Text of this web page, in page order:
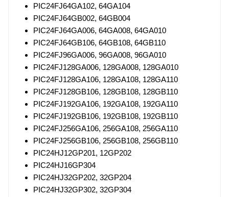
PIC24FJ64GA102, 64GA104
PIC24FJ64GB002, 64GB004
PIC24FJ64GA006, 64GA008, 64GA010
PIC24FJ64GB106, 64GB108, 64GB110
PIC24FJ96GA006, 96GA008, 96GA010
PIC24FJ128GA006, 128GA008, 128GA010
PIC24FJ128GA106, 128GA108, 128GA110
PIC24FJ128GB106, 128GB108, 128GB110
PIC24FJ192GA106, 192GA108, 192GA110
PIC24FJ192GB106, 192GB108, 192GB110
PIC24FJ256GA106, 256GA108, 256GA110
PIC24FJ256GB106, 256GB108, 256GB110
PIC24HJ12GP201, 12GP202
PIC24HJ16GP304
PIC24HJ32GP202, 32GP204
PIC24HJ32GP302, 32GP304